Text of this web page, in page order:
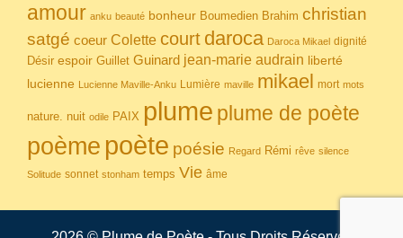
amour anku beauté bonheur Boumedien Brahim christian
satgé coeur Colette court daroca Daroca Mikael dignité
Désir espoir Guillet Guinard jean-marie audrain liberté
lucienne Lucienne Maville-Anku Lumière maville mikael mort mots
nature. nuit odile PAIX plume plume de poète
poème poète poésie Regard Rémi rêve silence
Solitude sonnet stonham temps Vie âme